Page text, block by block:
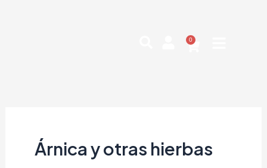
0
Cart
Árnica y otras hierbas